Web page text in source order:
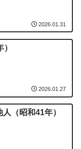
2026.01.31
2026.01.27
（昭和41年）